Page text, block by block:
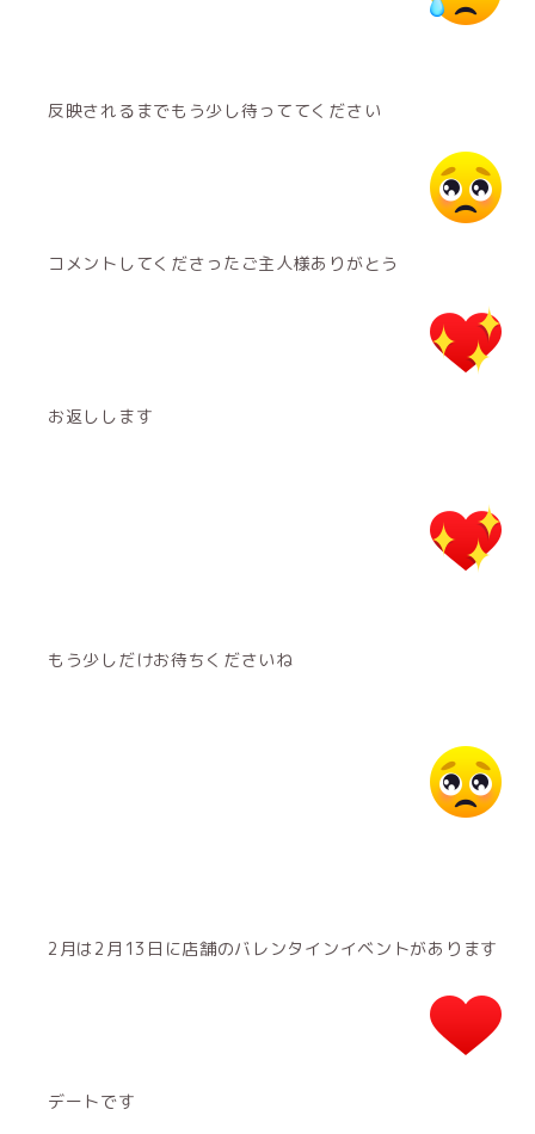
反映されるまでもう少し待っててください
コメントしてくださったご主人様ありがとう
お返しします
もう少しだけお待ちくださいね
2月は2月13日に店舗のバレンタインイベントがあります
デートです